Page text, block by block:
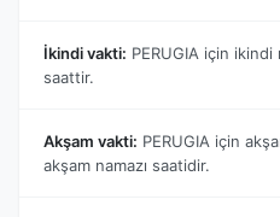
İkindi vakti: PERUGIA için ikindi
saattir.
Akşam vakti: PERUGIA için
akşam namazı saatidir.